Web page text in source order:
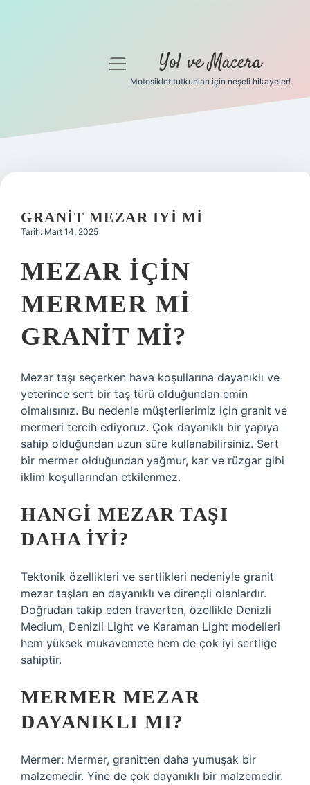
Gizlilik Politikası
Yasal Uyarı
menüyü
Yol ve Macera
Motosiklet tutkunları için neşeli hikayeler!
GRANIT MEZAR IYI MI
Tarih: Mart 14, 2025
MEZAR IÇIN
MERMER MI
GRANIT MI?
Mezar taşı seçerken hava koşullarına dayanıklı ve
yeterince sert bir taş türü olduğundan emin
olmalısınız. Bu nedenle müşterilerimiz için granit ve
mermeri tercih ediyoruz. Çok dayanıklı bir yapıya
sahip olduğundan uzun süre kullanabilirsiniz. Sert
bir mermer olduğundan yağmur, kar ve rüzgar gibi
iklim koşullarından etkilenmez.
HANGI MEZAR TAŞI
DAHA IYI?
Tektonik özellikleri ve sertlikleri nedeniyle granit
mezar taşları en dayanıklı ve dirençli olanlardır.
Doğrudan takip eden traverten, özellikle Denizli
Medium, Denizli Light ve Karaman Light modelleri
hem yüksek mukavemete hem de çok iyi sertliğe
sahiptir.
MERMER MEZAR
DAYANIKLI MI?
Mermer: Mermer, granitten daha yumuşak bir
malzemedir. Yine de çok dayanıklı bir malzemedir.